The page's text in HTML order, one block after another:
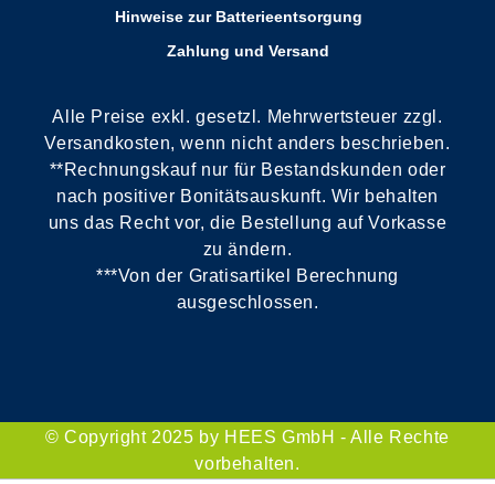
Hinweise zur Batterieentsorgung
Zahlung und Versand
Alle Preise exkl. gesetzl. Mehrwertsteuer zzgl.
Versandkosten, wenn nicht anders beschrieben.
**Rechnungskauf nur für Bestandskunden oder
nach positiver Bonitätsauskunft. Wir behalten
uns das Recht vor, die Bestellung auf Vorkasse
zu ändern.
***Von der Gratisartikel Berechnung
ausgeschlossen.
© Copyright 2025 by HEES GmbH - Alle Rechte
vorbehalten.